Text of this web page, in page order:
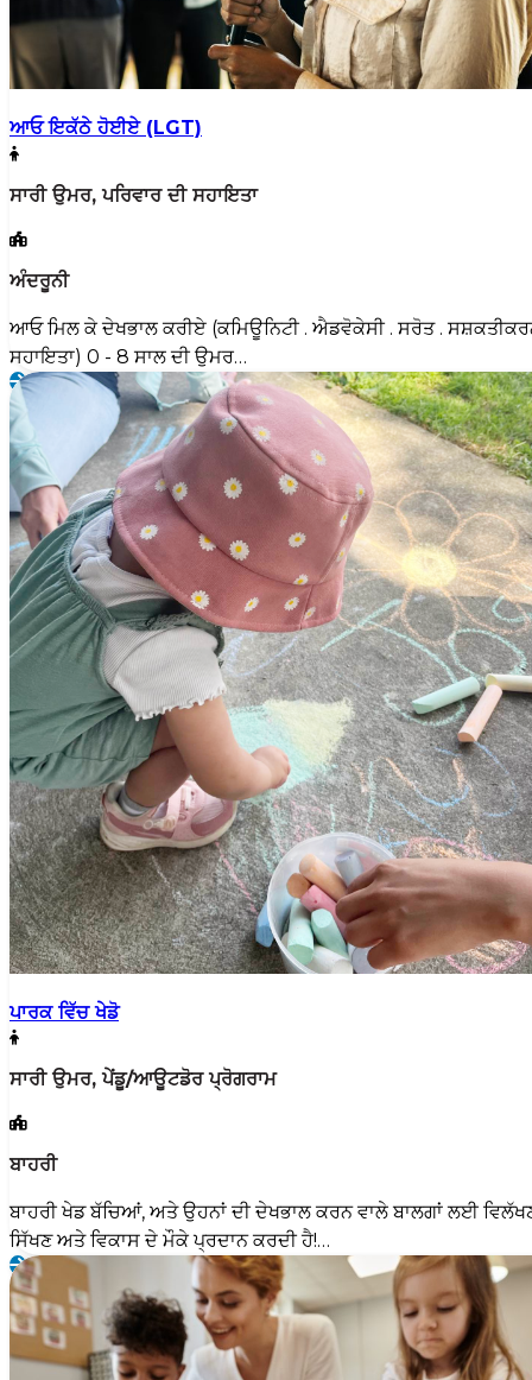
ਆਓ ਇਕੱਠੇ ਹੋਈਏ (LGT)
ਸਾਰੀ ਉਮਰ, ਪਰਿਵਾਰ ਦੀ ਸਹਾਇਤਾ
ਅੰਦਰੂਨੀ
ਆਓ ਮਿਲ ਕੇ ਦੇਖਭਾਲ ਕਰੀਏ (ਕਮਿਊਨਿਟੀ . ਐਡਵੋਕੇਸੀ . ਸਰੋਤ .
ਸਹਾਇਤਾ) 0 - 8 ਸਾਲ ਦੀ ਉਮਰ…
ਪਾਰਕ ਵਿੱਚ ਖੇਡੋ
ਸਾਰੀ ਉਮਰ, ਪੇਂਡੂ/ਆਊਟਡੋਰ ਪ੍ਰੋਗਰਾਮ
ਬਾਹਰੀ
ਬਾਹਰੀ ਖੇਡ ਬੱਚਿਆਂ, ਅਤੇ ਉਹਨਾਂ ਦੀ ਦੇਖਭਾਲ ਕਰਨ ਵਾਲੇ ਬਾਲਗਾਂ ਲਈ
ਸਿੱਖਣ ਅਤੇ ਵਿਕਾਸ ਦੇ ਮੌਕੇ ਪ੍ਰਦਾਨ ਕਰਦੀ ਹੈ!…